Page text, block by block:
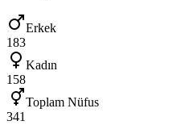
Erkek
183
Kadın
158
Toplam Nüfus
341